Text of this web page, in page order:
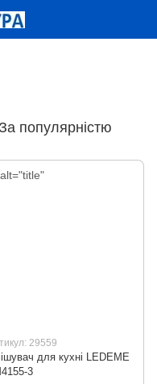
популярністю
29559
для кухні LEDEME
3